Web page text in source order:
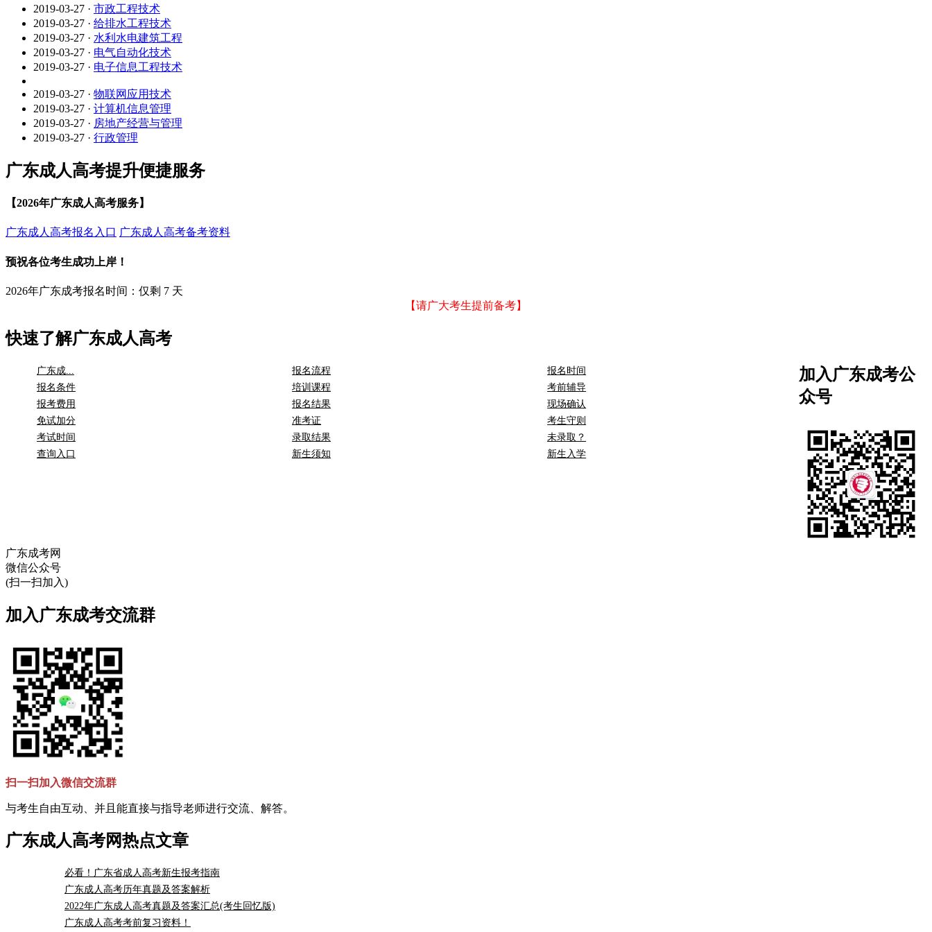
2019-03-27 · 市政工程技术
2019-03-27 · 给排水工程技术
2019-03-27 · 水利水电建筑工程
2019-03-27 · 电气自动化技术
2019-03-27 · 电子信息工程技术
2019-03-27 · 物联网应用技术
2019-03-27 · 计算机信息管理
2019-03-27 · 房地产经营与管理
2019-03-27 · 行政管理
广东成人高考提升便捷服务
【2026年广东成人高考服务】
广东成人高考报名入口 广东成人高考备考资料
预祝各位考生成功上岸！
2026年广东成考报名时间：仅剩 7 天
【请广大考生提前备考】
快速了解广东成人高考
广东成... 报名流程
报名时间
报名条件
培训课程
考前辅导
报考费用
报名结果
现场确认
免试加分
准考证
考生守则
考试时间
录取结果
未录取？
查询入口
新生须知 新生入学
加入广东成考公
众号
广东成考网
微信公众号
(扫一扫加入)
加入广东成考交流群
扫一扫加入微信交流群
与考生自由互动、并且能直接与指导老师进行交流、解答。
广东成人高考网热点文章
必看！广东省成人高考新生报考指南
广东成人高考历年真题及答案解析
2022年广东成人高考真题及答案汇总(考生回忆版)
广东成人高考考前复习资料！